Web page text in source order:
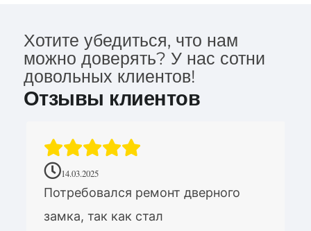
Хотите убедиться, что нам
можно доверять? У нас сотни
довольных клиентов!
Отзывы клиентов
14.03.2025
Потребовался ремонт дверного
замка, так как стал